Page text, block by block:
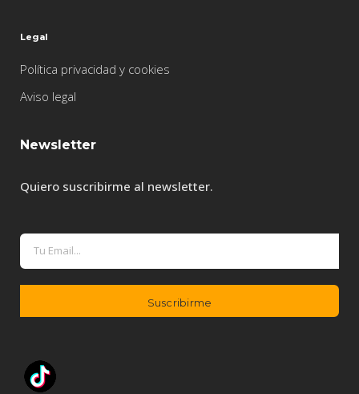
Legal
Política privacidad y cookies
Aviso legal
Newsletter
Quiero suscribirme al newsletter.